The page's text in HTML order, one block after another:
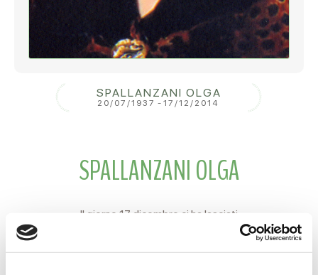
SPALLANZANI OLGA
20/07/1937 - 17/12/2014
SPALLANZANI OLGA
Il giorno 17 dicembre ci ha lasciati